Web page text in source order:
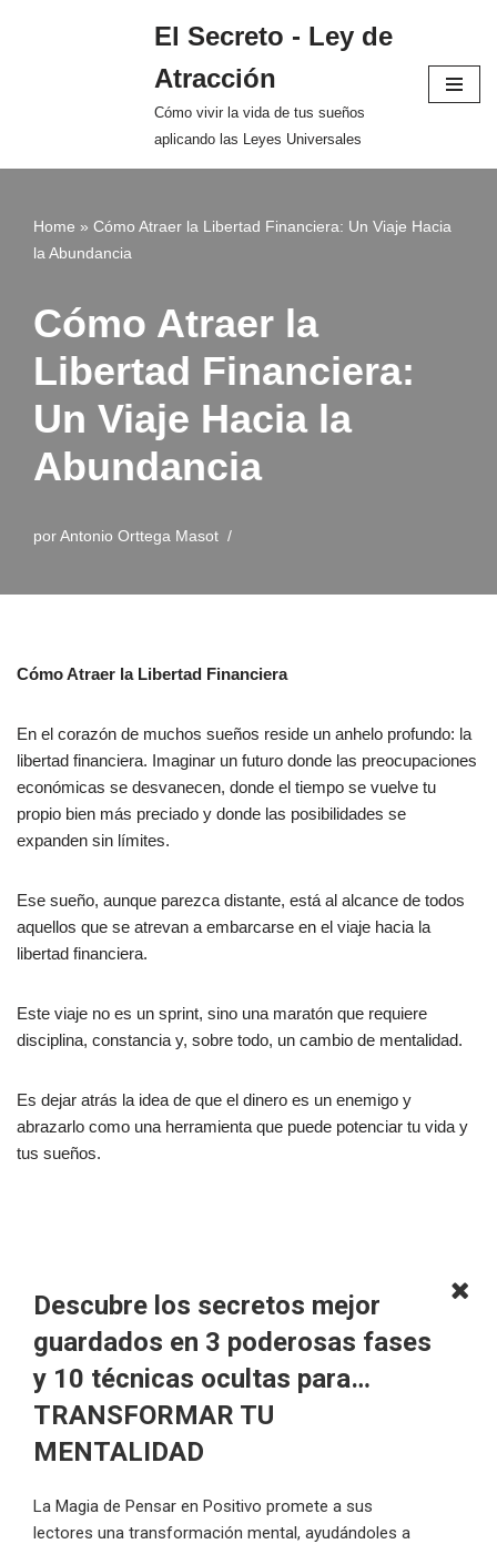
El Secreto - Ley de
Atracción
Cómo vivir la vida de tus sueños
aplicando las Leyes Universales
Home » Cómo Atraer la Libertad Financiera: Un Viaje Hacia
la Abundancia
Cómo Atraer la
Libertad Financiera:
Un Viaje Hacia la
Abundancia
por Antonio Orttega Masot
Cómo Atraer la Libertad Financiera
En el corazón de muchos sueños reside un anhelo profundo: la
libertad financiera. Imaginar un futuro donde las preocupaciones
económicas se desvanecen, donde el tiempo se vuelve tu
propio bien más preciado y donde las posibilidades se
expanden sin límites.
Ese sueño, aunque parezca distante, está al alcance de todos
aquellos que se atrevan a embarcarse en el viaje hacia la
libertad financiera.
Este viaje no es un sprint, sino una maratón que requiere
disciplina, constancia y, sobre todo, un cambio de mentalidad.
Es dejar atrás la idea de que el dinero es un enemigo y
abrazarlo como una herramienta que puede potenciar tu vida y
tus sueños.
Descubre los secretos mejor
guardados en 3 poderosas fases
y 10 técnicas ocultas para…
TRANSFORMAR TU
MENTALIDAD
La Magia de Pensar en Positivo promete a sus
lectores una transformación mental, ayudándoles a